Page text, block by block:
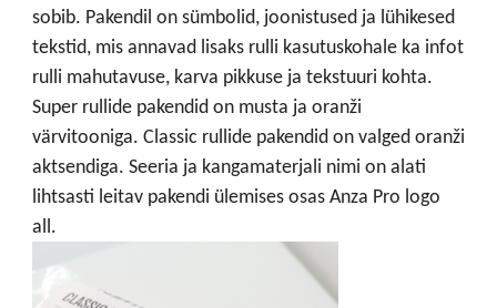
sobib. Pakendil on sümbolid, joonistused ja lühikesed
tekstid, mis annavad lisaks rulli kasutuskohale ka infot
rulli mahutavuse, karva pikkuse ja tekstuuri kohta.
Super rullide pakendid on musta ja oranži
värvitooniga. Classic rullide pakendid on valged oranži
aktsendiga. Seeria ja kangamaterjali nimi on alati
lihtsasti leitav pakendi ülemises osas Anza Pro logo
all.